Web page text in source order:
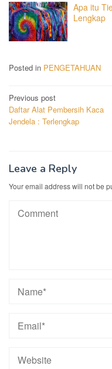
Apa itu
Lengkap
Posted in PENGETAHUAN
Post
navigation
Previous post
Daftar Alat Pembersih Kaca
Jendela : Terlengkap
Leave a Reply
Your email address will not be